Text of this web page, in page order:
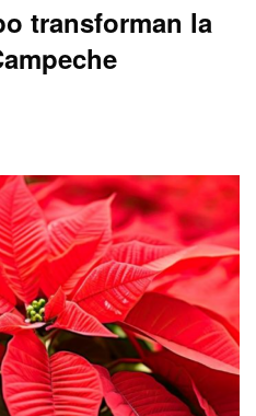
transforman la